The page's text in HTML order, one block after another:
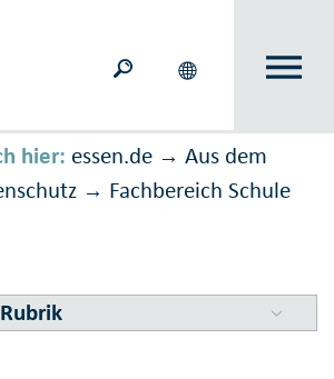
hier: essen.de → Aus dem
→ Fachbereich Schule